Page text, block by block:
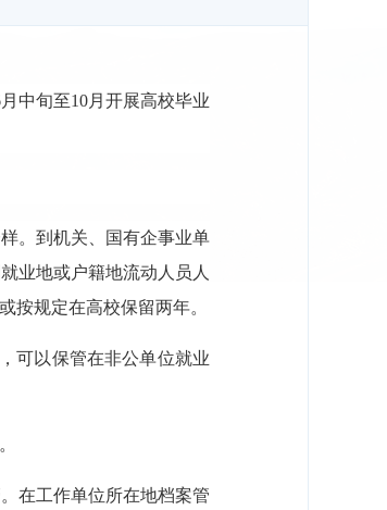
中旬至10月开展高校毕业
。到机关、国有企事业单
业地或户籍地流动人员人
按规定在高校保留两年。
可以保管在非公单位就业
在工作单位所在地档案管